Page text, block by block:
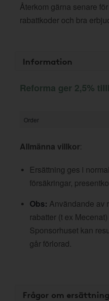
Återkom gärna senare
rabattkoder och bra
Information
Reforma ger 2,5%
Order
Allmänna villkor:
Ersättning ges i
försäkringar,
Obs: Användande av
rabatter (t ex
Sponsorhuset kan
går förlorad.
Frågor om